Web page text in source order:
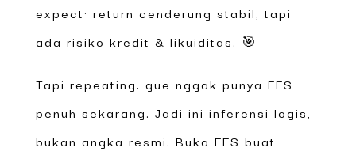
expect: return cenderung stabil, tapi
ada risiko kredit & likuiditas. 🎯
Tapi repeating: gue nggak punya FFS
penuh sekarang. Jadi ini inferensi logis,
bukan angka resmi. Buka FFS buat